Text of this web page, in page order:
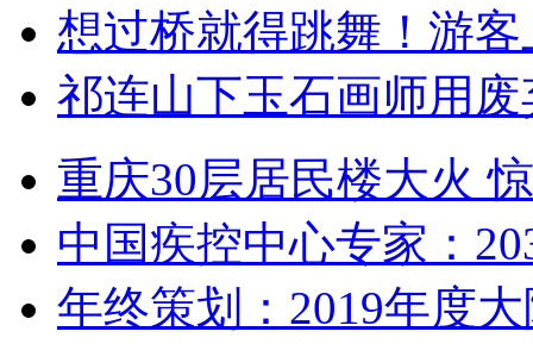
想过桥就得跳舞！游客
祁连山下玉石画师用
重庆30层居民楼大火
中国疾控中心专家：
年终策划：2019年度